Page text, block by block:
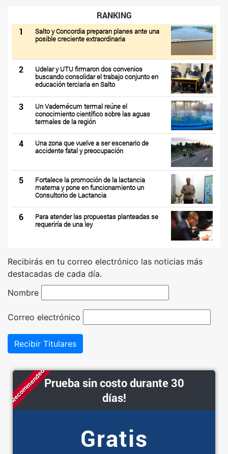
RANKING
1
Salto y Concordia preparan planes ante una
posible creciente extraordinaria
2
Udelar y UTU firmaron dos convenios
buscando consolidar el trabajo conjunto en
educación terciaria en Salto
3
Un Vademécum termal reúne el
conocimiento científico sobre las aguas
termales de la región
4
Una zona que vuelve a ser escenario de
accidente fatal y preocupación
5
Fortalece la promoción de la lactancia
materna y pone en funcionamiento un
Consultorio de Lactancia
6
Para atender las propuestas planteadas se
requeriría de una ley
Recibirás en tu correo electrónico las noticias más
destacadas de cada día.
Nombre
Correo electrónico
Recibir Titulares
RecommendedPrueba sin costo durante 30
días!
Gratis